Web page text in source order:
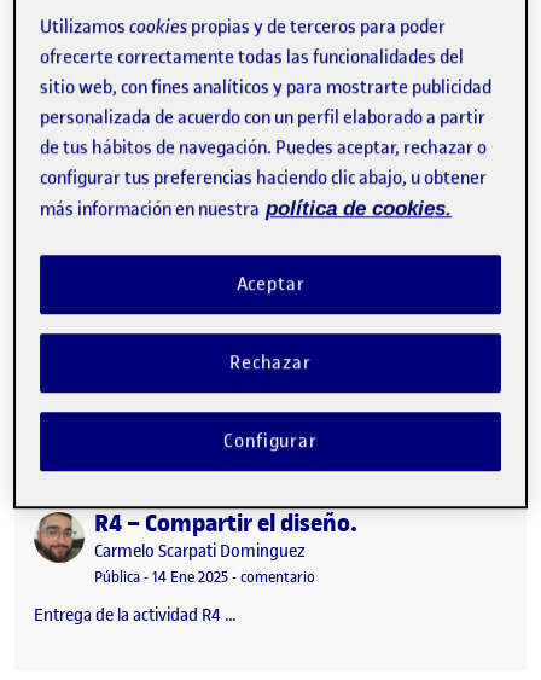
Publicado porR4. Compartir el diseño
Publicado por
Raquel Delgado Hernández
…
Publicado porR4 – Compartir el diseño.
Publicado por
Carmelo Scarpati Dominguez
Visibilidad:
Pública-Fecha de publicación
14 Ene 2025-comentario
Entrega de la actividad R4 …
Utilizamoscookies propias y de terceros para poder
ofrecerte correctamente todas las funcionalidades del
sitio web, con fines analíticos y para mostrarte publicidad
personalizada de acuerdo con un perfil elaborado a partir
de tus hábitos de navegación. Puedes aceptar, rechazar o
configurar tus preferencias haciendo clic abajo, u obtener
más información en nuestra política de cookies.
Rechazar
Aceptar
Configurar